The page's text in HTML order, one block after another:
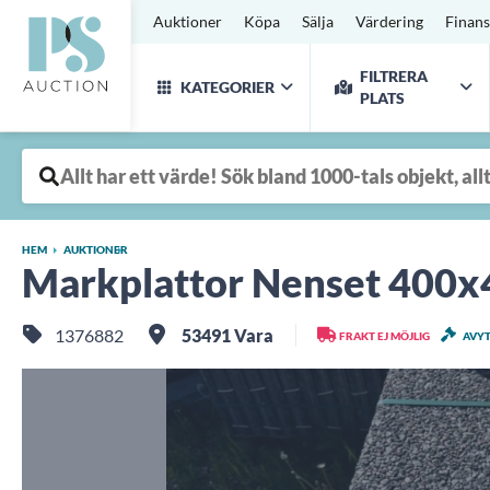
Auktioner Köpa Sälja Värdering
KATEGORIER
FILTRERA
PLATS
HEM AUKTIONER
Markplattor Nenset
1376882 53491 Vara FRAKT EJ MÖJLIG